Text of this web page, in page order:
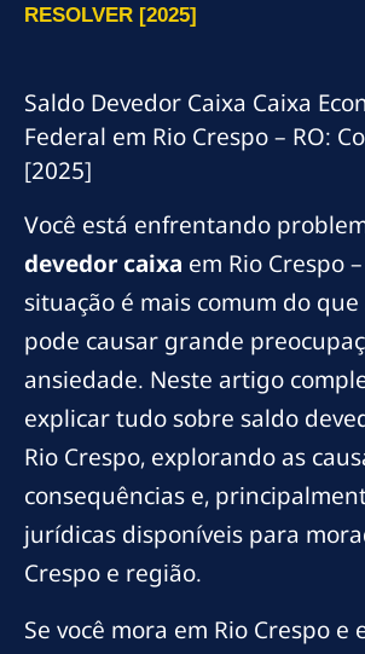
RESOLVER [2025]
Saldo Devedor Caixa Caixa
Federal em Rio Crespo – RO:
[2025]
Você está enfrentando
devedor caixa em Rio Crespo –
situação é mais comum do
pode causar grande
ansiedade. Neste artigo
explicar tudo sobre saldo
Rio Crespo, explorando as
consequências e,
jurídicas disponíveis para
Crespo e região.
Se você mora em Rio Crespo e